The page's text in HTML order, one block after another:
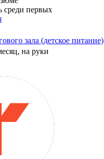
среди первых
зала (детское питание)
на руки